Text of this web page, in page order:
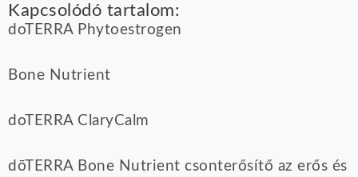
Kapcsolódó tartalom:
doTERRA Phytoestrogen
Bone Nutrient
doTERRA ClaryCalm
dōTERRA Bone Nutrient csonterősítő az erős és